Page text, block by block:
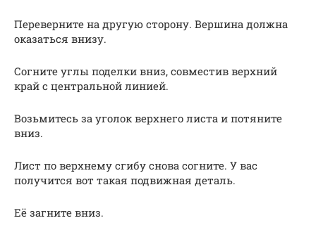
Переверните на другую сторону. Вершина должна
оказаться внизу.
Согните углы поделки вниз, совместив верхний
край с центральной линией.
Возьмитесь за уголок верхнего листа и потяните
вниз.
Лист по верхнему сгибу снова согните. У вас
получится вот такая подвижная деталь.
Её загните вниз.